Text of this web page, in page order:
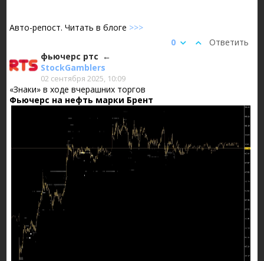
Авто-репост. Читать в блоге >>>
Ответить
0
фьючерс ртс
StockGamblers
02 сентября 2025, 10:09
«Знаки» в ходе вчерашних торгов
Фьючерс на нефть марки Брент